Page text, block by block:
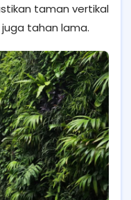
taman vertikal
tahan lama.